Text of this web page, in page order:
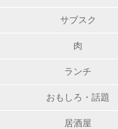
サブスク
肉
ランチ
おもしろ・話題
居酒屋